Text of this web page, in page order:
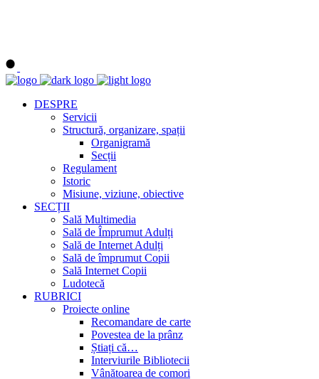
DESPRE
Servicii
Structură, organizare, spații
Organigramă
Secții
Regulament
Istoric
Misiune, viziune, obiective
SECȚII
Sală Multimedia
Sală de Împrumut Adulți
Sală de Internet Adulți
Sală de împrumut Copii
Sală Internet Copii
Ludotecă
RUBRICI
Proiecte online
Recomandare de carte
Povestea de la prânz
Știați că…
Interviurile Bibliotecii
Vânătoarea de comori